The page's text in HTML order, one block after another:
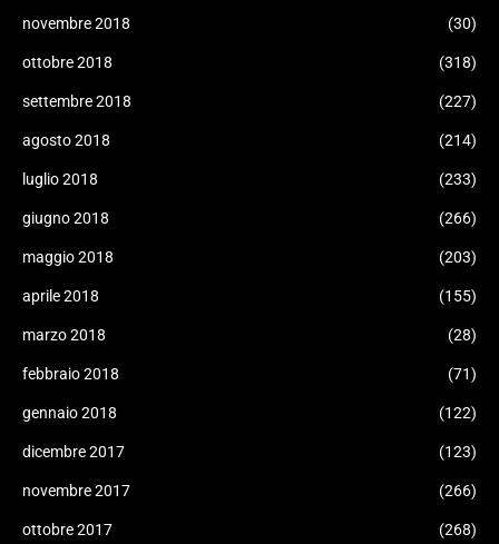
novembre 2018 (30)
ottobre 2018 (318)
settembre 2018 (227)
agosto 2018 (214)
luglio 2018 (233)
giugno 2018 (266)
maggio 2018 (203)
aprile 2018 (155)
marzo 2018 (28)
febbraio 2018 (71)
gennaio 2018 (122)
dicembre 2017 (123)
novembre 2017 (266)
ottobre 2017 (268)